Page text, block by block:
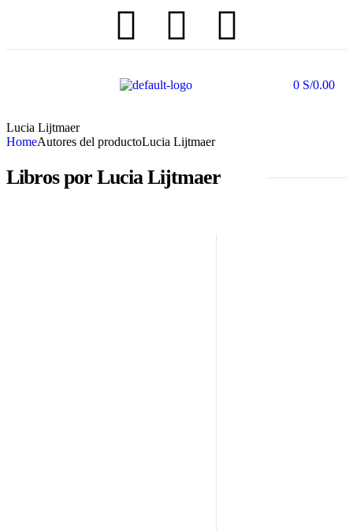
0 S/0.00
Lucia Lijtmaer
HomeAutores del productoLucia Lijtmaer
Libros por Lucia Lijtmaer